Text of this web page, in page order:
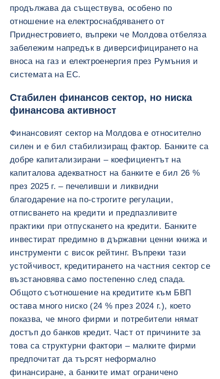
продължава да съществува, особено по
отношение на електроснабдяването от
Приднестровието, въпреки че Молдова отбеляза
забележим напредък в диверсифицирането на
вноса на газ и електроенергия през Румъния и
системата на ЕС.
Стабилен финансов сектор, но ниска
финансова активност
Финансовият сектор на Молдова е относително
силен и е бил стабилизиращ фактор. Банките са
добре капитализирани – коефициентът на
капиталова адекватност на банките е бил 26 %
през 2025 г. – печеливши и ликвидни
благодарение на по-строгите регулации,
отписването на кредити и предпазливите
практики при отпускането на кредити. Банките
инвестират предимно в държавни ценни книжа и
инструменти с висок рейтинг. Въпреки тази
устойчивост, кредитирането на частния сектор се
възстановява само постепенно след спада.
Общото съотношение на кредитите към БВП
остава много ниско (24 % през 2024 г.), което
показва, че много фирми и потребители нямат
достъп до банков кредит. Част от причините за
това са структурни фактори – малките фирми
предпочитат да търсят неформално
финансиране, а банките имат ограничено